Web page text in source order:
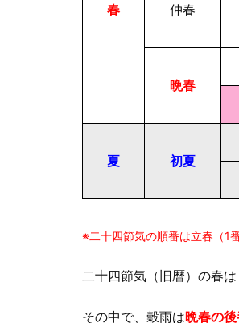
春 仲春
晩春
夏 初夏
※二十四節気の順番は立春（1
二十四節気（旧暦）の春は
その中で、穀雨は晩春の